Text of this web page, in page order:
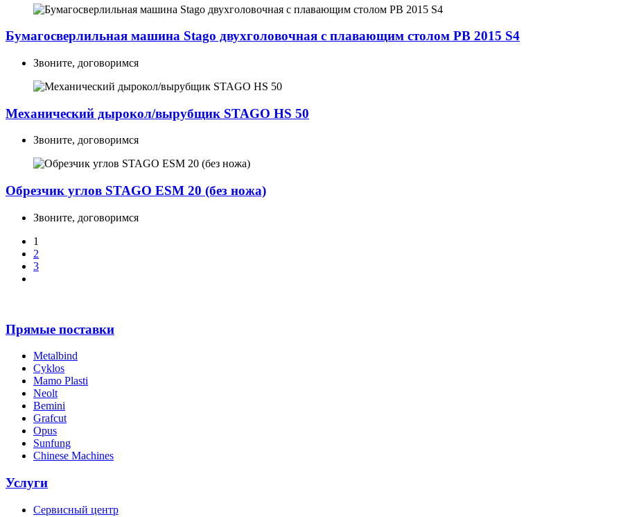
Бумагосверлильная машина Stago двухголовочная с плавающим столом PB 2015 S4
Звоните, договоримся
Механический дырокол/вырубщик STAGO HS 50
Звоните, договоримся
Обрезчик углов STAGO ESM 20 (без ножа)
Звоните, договоримся
1
2
3
Прямые поставки
Metalbind
Cyklos
Mamo Plasti
Neolt
Bemini
Grafcut
Opus
Sunfung
Chinese Machines
Услуги
Сервисный центр